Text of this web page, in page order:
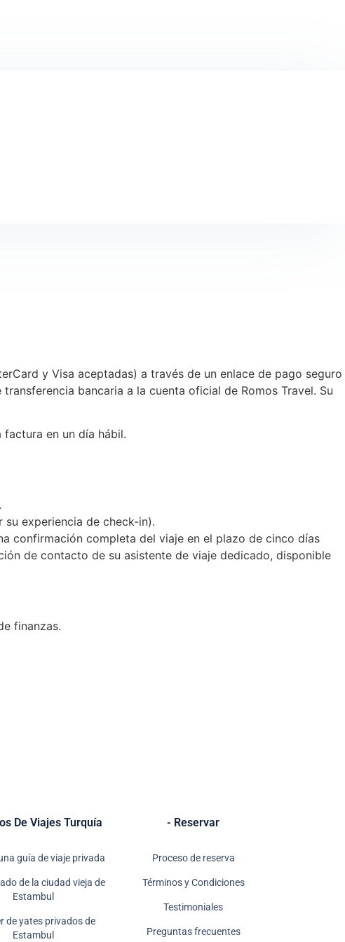
y Visa aceptadas) a través de un enlace de pago seguro
bancaria a la cuenta oficial de Romos Travel. Su
en un día hábil.
experiencia de check-in).
confirmación completa del viaje en el plazo de cinco días
de contacto de su asistente de viaje dedicado, disponible
finanzas.
De Viajes Turquía
guía de viaje privada
de la ciudad vieja de
Estambul
de yates privados de
Estambul
- Reservar
Proceso de reserva
Términos y Condiciones
Testimoniales
Preguntas frecuentes